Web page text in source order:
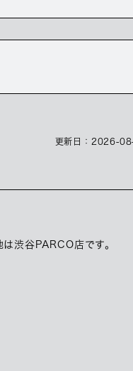
更新日： 2026-
渋谷PARCO店です。